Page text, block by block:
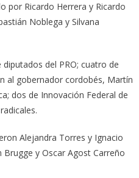
por Ricardo Herrera y Ricardo
Noblega y Silvana
del PRO; cuatro de
al gobernador cordobés, Martín
dos de Innovación Federal de
Alejandra Torres y Ignacio
Brugge y Oscar Agost Carreño